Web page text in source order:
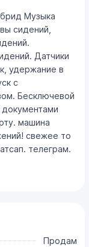
Музыка
сидений,
Датчики
удержание в
с
Бесключевой
машина
свежее то
телеграм.
Продам